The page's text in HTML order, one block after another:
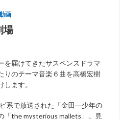
画
場
を届けてきたサスペンスドラマ
りのテーマ音楽６曲を高橋宏樹
ます。
系で放送された「金田一少年の
「the mysterious mallets」。見